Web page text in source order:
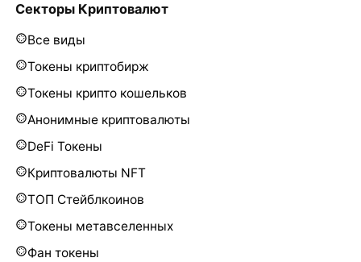
Секторы Криптовалют
Все виды
Токены криптобирж
Токены крипто кошельков
Анонимные криптовалюты
DeFi Токены
Криптовалюты NFT
ТОП Стейблкоинов
Токены метавселенных
Фан токены